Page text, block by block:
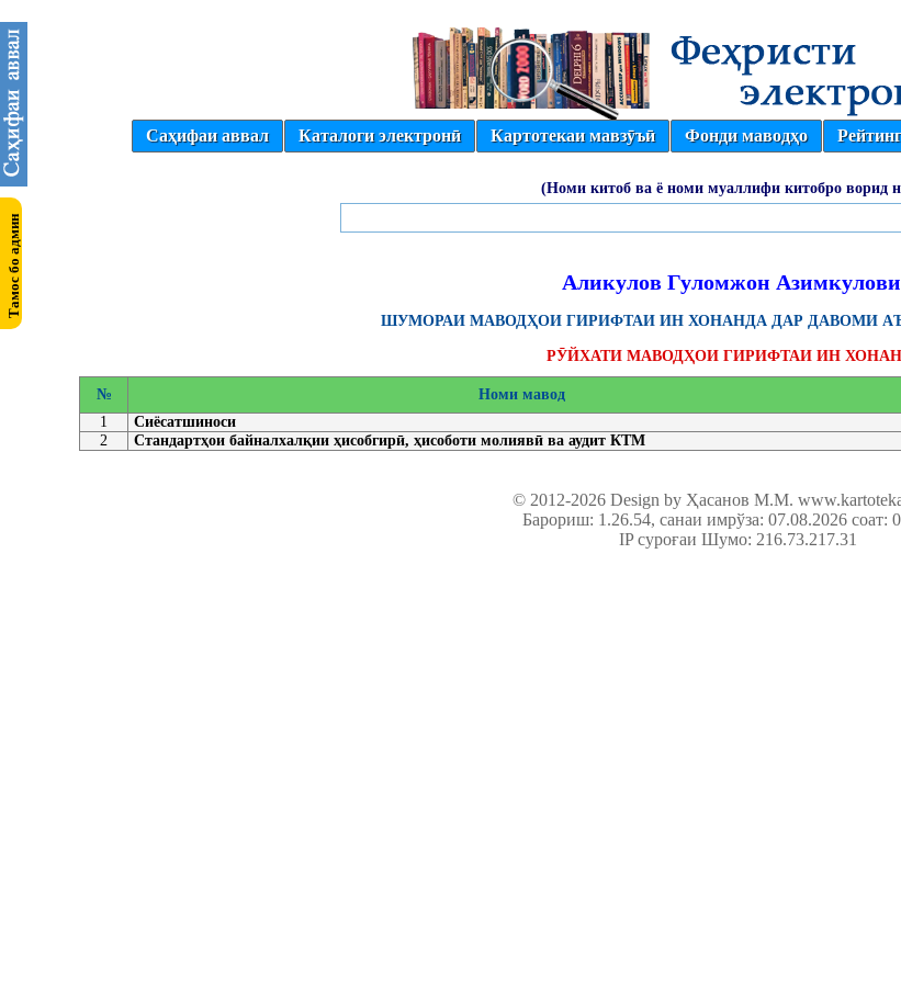
Саҳифаи аввал Каталоги электронӣ Картотекаи мавзӯъӣ Фонди маводҳо Рейтинг
(Номи китоб ва ё номи муаллифи китобро ворид
Аликулов Гуломжон
ШУМОРАИ МАВОДҲОИ ГИРИФТАИ ИН ХОНАНДА ДАР ДАВОМИ
РӮЙХАТИ МАВОДҲОИ ГИРИФТАИ ИН
№ Номи мавод
1
Сиёсатшиноси
2
Стандартҳои байналхалқии ҳисобгирӣ, ҳисоботи молиявӣ ва аудит КТМ
© 2012-2026 Design by Ҳасанов М.М.
Барориш: 1.26.54, санаи имрўза: 07.08.2026 соат:
IP суроғаи Шумо: 216.73.217.31